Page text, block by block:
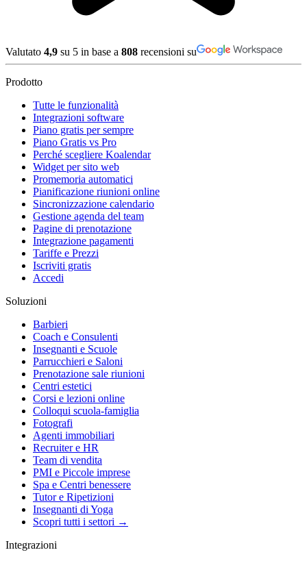
Valutato 4,9 su 5 in base a 808 recensioni su
Prodotto
Tutte le funzionalità
Integrazioni software
Piano gratis per sempre
Piano Gratis vs Pro
Perché scegliere Koalendar
Widget per sito web
Promemoria automatici
Pianificazione riunioni online
Sincronizzazione calendario
Gestione agenda del team
Pagine di prenotazione
Integrazione pagamenti
Tariffe e Prezzi
Iscriviti gratis
Accedi
Soluzioni
Barbieri
Coach e Consulenti
Insegnanti e Scuole
Parrucchieri e Saloni
Prenotazione sale riunioni
Centri estetici
Corsi e lezioni online
Colloqui scuola-famiglia
Fotografi
Agenti immobiliari
Recruiter e HR
Team di vendita
PMI e Piccole imprese
Spa e Centri benessere
Tutor e Ripetizioni
Insegnanti di Yoga
Scopri tutti i settori →
Integrazioni